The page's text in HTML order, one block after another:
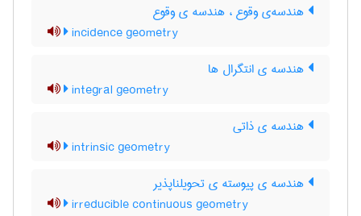
هندسه‌ی وقوع ، هندسه ی وقوع
incidence geometry
هندسه ی انتگرال ها
integral geometry
هندسه ی ذاتی
intrinsic geometry
هندسه ی پیوسته ی تحویلناپذیر
irreducible continuous geometry